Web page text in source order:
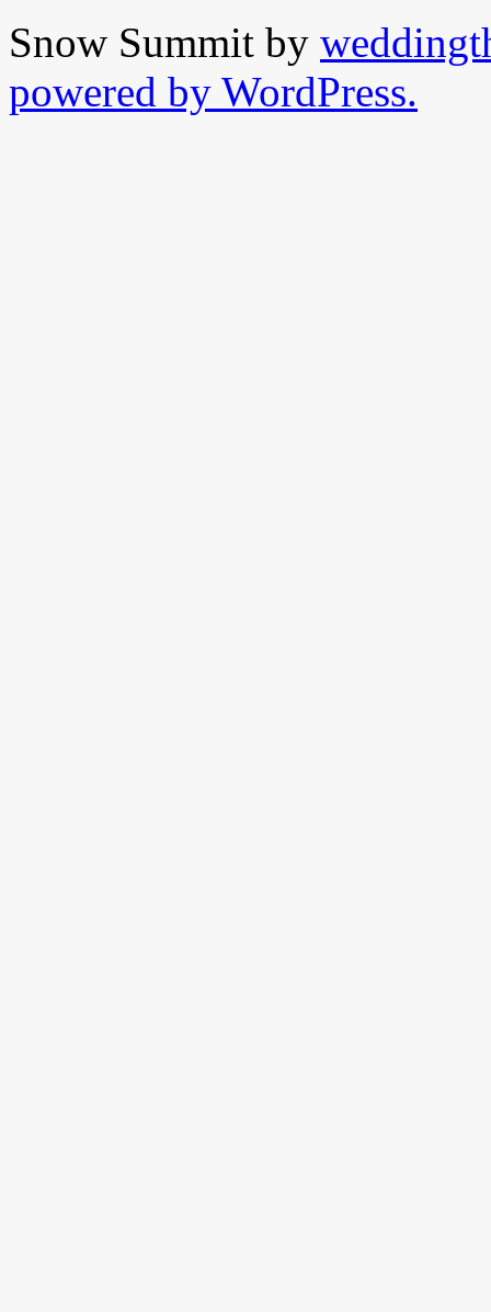
Snow Summit by
powered by WordPress.